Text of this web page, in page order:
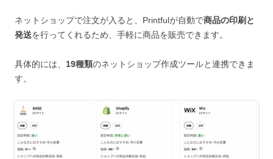
ネットショップで注文が入ると、Printfulが自動で商品の印刷と
発送を行ってくれるため、手軽に商品を販売できます。
具体的には、 19種類のネットショップ作成ツールと連携できま
す。